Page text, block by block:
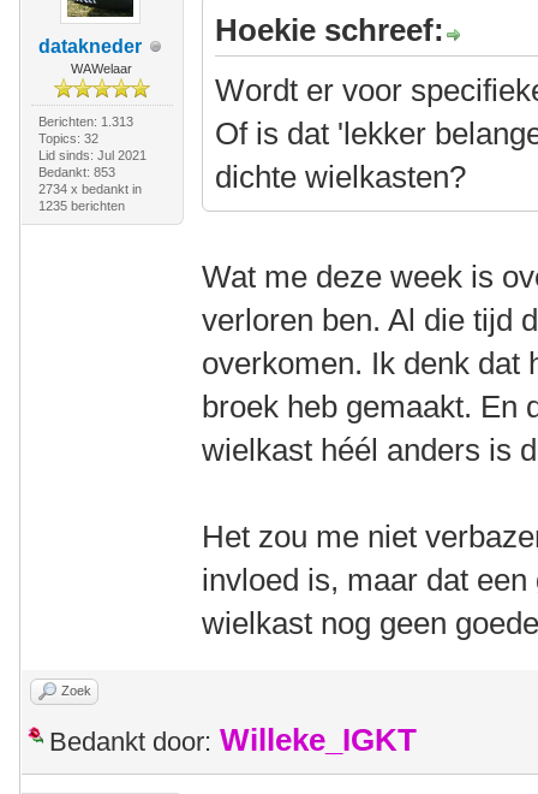
datakneder
WAWelaar
Berichten: 1.313
Topics: 32
Lid sinds: Jul 2021
Bedankt: 853
2734 x bedankt in
1235 berichten
Hoekie schreef:
Wordt er voor
Of is dat 'lekker
dichte wielkasten?
Wat me deze week is
verloren ben. Al die tijd
overkomen. Ik denk dat
broek heb gemaakt. En
wielkast héél anders is
Het zou me niet
invloed is, maar dat
wielkast nog geen
Zoek
Bedankt door: Willeke_IGKT